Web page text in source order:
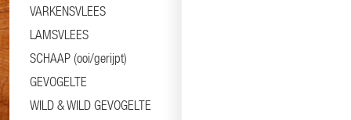
VARKENSVLEES
LAMSVLEES
SCHAAP (ooi/gerijpt)
GEVOGELTE
WILD & WILD GEVOGELTE